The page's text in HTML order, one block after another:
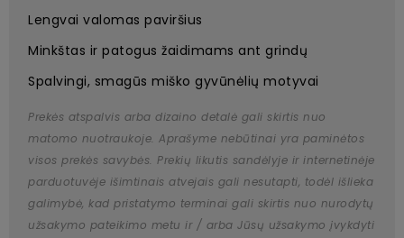
Lengvai valomas paviršius
Minkštas ir patogus žaidimams ant grindų
Spalvingi, smagūs miško gyvūnėlių motyvai
Prekės atspalvis arba dizaino detalė gali skirtis nuo
matomo nuotraukoje. Aprašyme nebūtinai yra paminėtos
visos prekės savybės. Prekių likutis sandėlyje ir internetinėje
parduotuvėje išimtinais atvejais gali nesutapti, todėl išlieka
galimybė, kad pristatymo terminai gali skirtis nuo nurodytų
užsakymo pateikimo metu ir / arba Jūsų užsakymo įvykdyti